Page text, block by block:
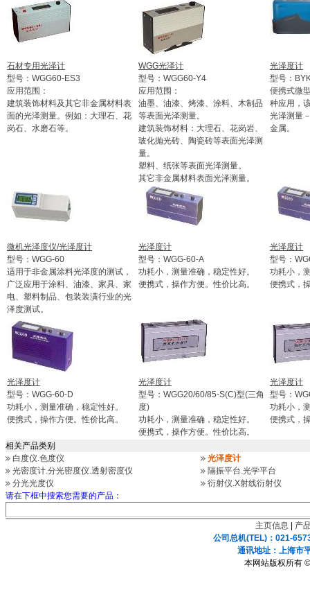
石材专用光泽计
型号：WGG60-ES3
应用范围：
建筑装饰材料及其它非金属材料表
面的光泽测量。例如：大理石、花
岗石、水磨石等。
WGG光泽计
型号：WGG60-Y4
应用范围：
油墨、油漆、烤漆、涂料、木制品
等表面光泽测量。
建筑装饰材料：大理石、花岗岩、
玻化抛光砖、陶瓷砖等表面光泽测
量。
塑料、纸张等表面光泽测量。
其它非金属材料表面光泽测量。
光泽度计
型号：
便携式微
种应用，
光泽测量
金属。
微机光泽度仪/光泽度计
型号：WGG-60
适用于非金属涂料光泽度的测试，
广泛应用于涂料、油漆、家具、家
电、塑料制品、包装装潢行业的光
泽度测试。
光泽度计
型号：WGG-60-A
功耗小，测量准确，稳定性好。
便携式，操作方便。性价比高。
光泽度计
型号：
功耗小，
便携式，
光泽度计
型号：WGG-60-D
功耗小，测量准确，稳定性好。
便携式，操作方便。性价比高。
光泽度计
型号：WGG20/60/85-S(C)型(三角
度)
功耗小，测量准确，稳定性好。
便携式，操作方便。性价比高。
光泽度计
型号：
功耗小，
便携式，
相关产品类别
白度仪.色度仪
光泽度计
光密度计.分光密度仪.透射密度仪
隔振平台.光学平台
分光光度仪
衍射仪.X射线衍射仪
请在下框中搜索您需要的产品：
主页信息
产
公司总机(TEL)：021-
通讯地址：上海
本网站版权所有